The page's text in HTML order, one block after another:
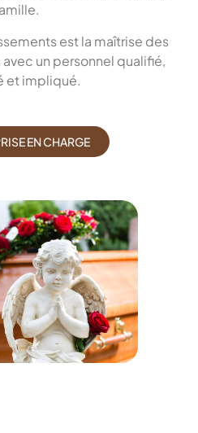
est la maîtrise des
un personnel qualifié,
et impliqué.
EN CHARGE